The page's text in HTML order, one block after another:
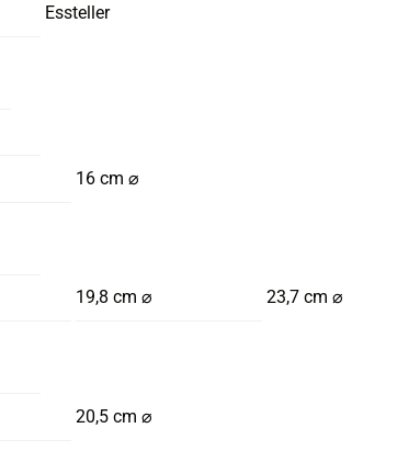
Essteller
16 cm ⌀
19,8 cm ⌀ 23,7 cm ⌀
20,5 cm ⌀